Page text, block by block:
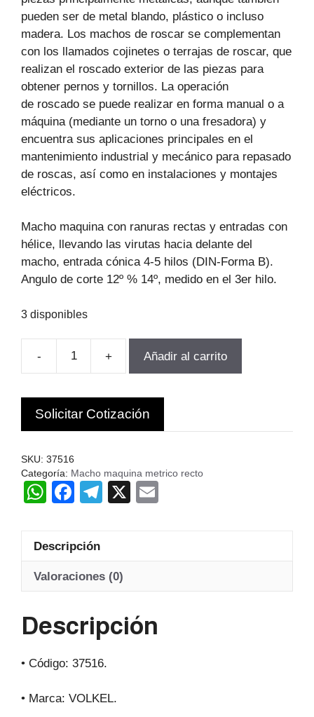
pueden ser de metal blando, plástico o incluso
madera. Los machos de roscar se complementan
con los llamados cojinetes o terrajas de roscar, que
realizan el roscado exterior de las piezas para
obtener pernos y tornillos. La operación
de roscado se puede realizar en forma manual o a
máquina (mediante un torno o una fresadora) y
encuentra sus aplicaciones principales en el
mantenimiento industrial y mecánico para repasado
de roscas, así como en instalaciones y montajes
eléctricos.
Macho maquina con ranuras rectas y entradas con
hélice, llevando las virutas hacia delante del
macho, entrada cónica 4-5 hilos (DIN-Forma B).
Angulo de corte 12º % 14º, medido en el 3er hilo.
3 disponibles
-
MACHO
RECTO
DIN371
HSSE
0.4
VOLKEL
ALE
+ Añadir al carrito
Solicitar Cotización
SKU: 37516
Categoría: Macho maquina metrico recto
W
s
A
p
F
c
e
b
o
T
gr
a
X
Descripción
Valoraciones (0)
Descripción
• Código: 37516.
• Marca: VOLKEL.